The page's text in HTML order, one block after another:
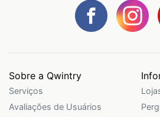
Sobre a Qwintry
Serviços
Avaliações de Usuários